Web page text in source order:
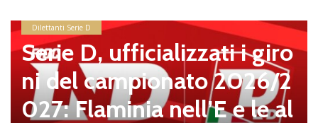
i giro
2026/2
nell’E e le al
news in primo piano